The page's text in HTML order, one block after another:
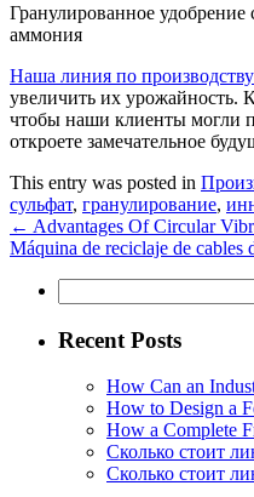
Гранулированное удобрение
аммония
Наша линия по
увеличить их урожайность.
чтобы наши клиенты могли
откроете замечательное
This entry was posted in
сульфат, гранулирование,
← Advantages Of Circular
Máquina de reciclaje de cables
for:
Recent Posts
How Can an
How to Design a
How a Complete
Сколько стоит
Сколько стоит